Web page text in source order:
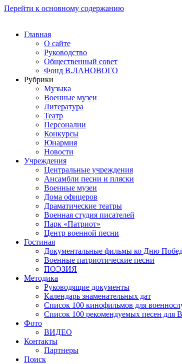
Перейти к основному содержанию
Главная
О сайте
Руководство
Общественный совет
Фонд В.ЛАНОВОГО
Рубрики
Музыка
Военные музеи
Литература
Театр
Персоналии
Конкурсы
Юнармия
Новости
Учреждения
Центральные учреждения
Ансамбли песни и пляски
Военные музеи
Дома офицеров
Драматические театры
Военная студия писателей
Парк «Патриот»
Центр военной песни
Гостиная
Документальные фильмы ко Дню
Военные патриотические песни
ПОЭЗИЯ
Методика
Руководящие документы
Календарь знаменательных дат
Список 100 кинофильмов для
Список 100 рекомендуемых песен для
Фото
ВИДЕО
Контакты
Партнеры
Поиск